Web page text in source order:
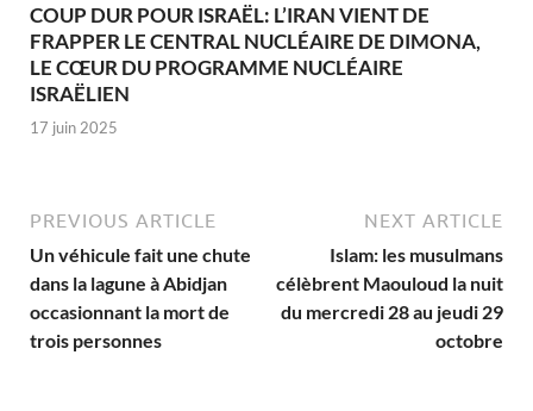
COUP DUR POUR ISRAËL: L’IRAN VIENT DE
FRAPPER LE CENTRAL NUCLÉAIRE DE DIMONA,
LE CŒUR DU PROGRAMME NUCLÉAIRE
ISRAËLIEN
17 juin 2025
PREVIOUS ARTICLE
Un véhicule fait une chute
dans la lagune à Abidjan
occasionnant la mort de
trois personnes
NEXT ARTICLE
Islam: les musulmans
célèbrent Maouloud la nuit
du mercredi 28 au jeudi 29
octobre